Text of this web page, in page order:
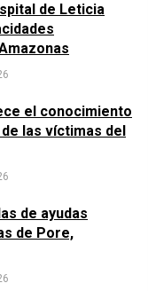
de Leticia
el conocimiento
las víctimas del
de ayudas
de Pore,